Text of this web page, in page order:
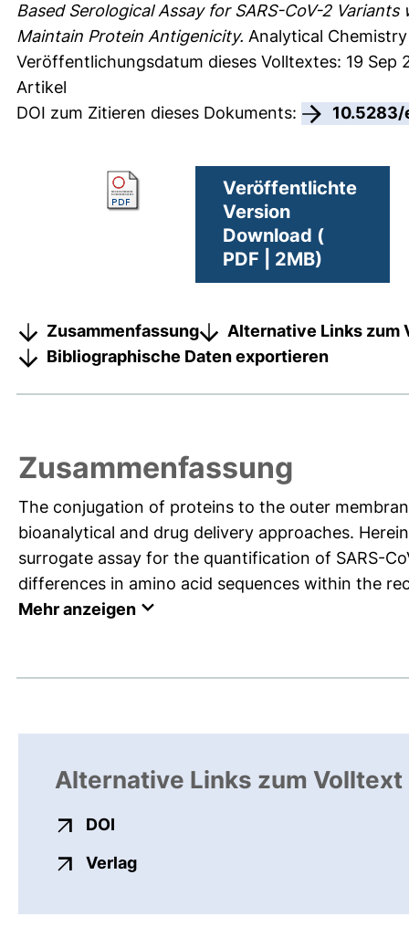
Based Serological Assay for SARS-CoV-2
Maintain Protein Antigenicity. Analytical
Veröffentlichungsdatum dieses Volltextes: 19 Sep
Artikel
DOI zum Zitieren dieses Dokuments:
10.5283/
Veröffentlichte
Version
Download (
PDF | 2MB)
Zusammenfassung
Alternative Links zum
Bibliographische Daten exportieren
Zusammenfassung
The conjugation of proteins to the outer
bioanalytical and drug delivery approaches.
surrogate assay for the quantification of SARS-
differences in amino acid sequences within the
Mehr anzeigen
Alternative Links zum Volltext
DOI
Verlagexterner Link, öffnet neues